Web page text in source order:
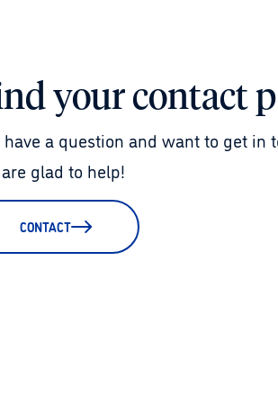
your contact
have a question and want to get in
glad to help!
CONTACT